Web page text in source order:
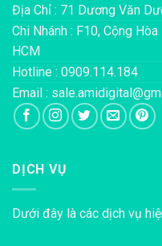
Địa Chỉ : 71 Dương Văn
Chi Nhánh : F10, Cộng
HCM
Hotline : 0909.114.184
Email :
DỊCH VỤ
Dưới đây là các dịch vụ